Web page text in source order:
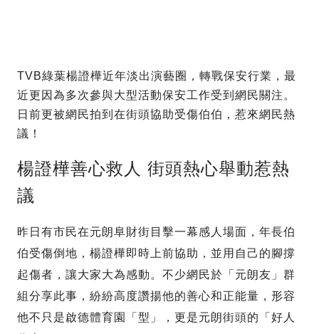
TVB綠葉楊證樺近年淡出演藝圈，轉戰保安行業，最
近更因為多次參與大型活動保安工作受到網民關注。
日前更被網民拍到在街頭協助受傷伯伯，惹來網民熱
議！
楊證樺善心救人 街頭熱心舉動惹熱
議
昨日有市民在元朗阜財街目擊一幕感人場面，年長伯
伯受傷倒地，楊證樺即時上前協助，並用自己的腳撐
起傷者，讓大家大為感動。不少網民於「元朗友」群
組分享此事，紛紛高度讚揚他的善心和正能量，形容
他不只是啟德體育園「型」，更是元朗街頭的「好人